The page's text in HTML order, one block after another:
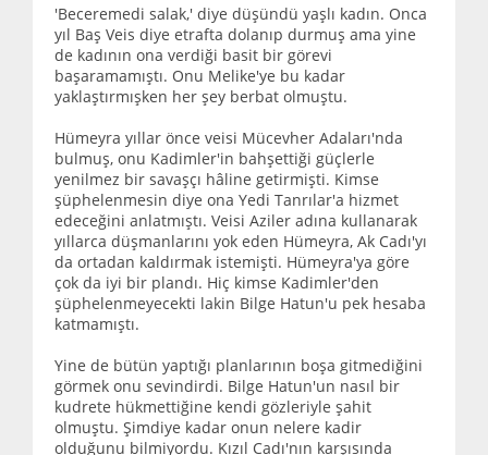
'Beceremedi salak,' diye düşündü yaşlı kadın. Onca
yıl Baş Veis diye etrafta dolanıp durmuş ama yine
de kadının ona verdiği basit bir görevi
başaramamıştı. Onu Melike'ye bu kadar
yaklaştırmışken her şey berbat olmuştu.
Hümeyra yıllar önce veisi Mücevher Adaları'nda
bulmuş, onu Kadimler'in bahşettiği güçlerle
yenilmez bir savaşçı hâline getirmişti. Kimse
şüphelenmesin diye ona Yedi Tanrılar'a hizmet
edeceğini anlatmıştı. Veisi Aziler adına kullanarak
yıllarca düşmanlarını yok eden Hümeyra, Ak Cadı'yı
da ortadan kaldırmak istemişti. Hümeyra'ya göre
çok da iyi bir plandı. Hiç kimse Kadimler'den
şüphelenmeyecekti lakin Bilge Hatun'u pek hesaba
katmamıştı.
Yine de bütün yaptığı planlarının boşa gitmediğini
görmek onu sevindirdi. Bilge Hatun'un nasıl bir
kudrete hükmettiğine kendi gözleriyle şahit
olmuştu. Şimdiye kadar onun nelere kadir
olduğunu bilmiyordu. Kızıl Cadı'nın karşısında